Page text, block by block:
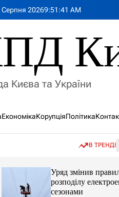
Серпня 20269:51 :42 AM
Києва та України
ЕкономікаКорупціяПолітика
В ТРЕНДІ
Уряд змінив правила
розподілу
сезонами